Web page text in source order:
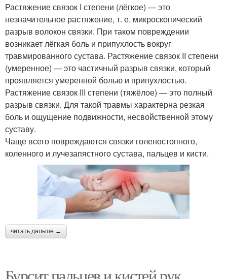
Растяжение связок I степени (лёгкое) — это
незначительное растяжение, т. е. микроскопический
разрыв волокон связки. При таком повреждении
возникает лёгкая боль и припухлость вокруг
травмированного сустава. Растяжение связок II степени
(умеренное) — это частичный разрыв связки, который
проявляется умеренной болью и припухлостью.
Растяжение связок III степени (тяжёлое) — это полный
разрыв связки. Для такой травмы характерна резкая
боль и ощущение подвижности, несвойственной этому
суставу.
Чаще всего повреждаются связки голеностопного,
коленного и лучезапястного сустава, пальцев и кисти.
читать дальше →